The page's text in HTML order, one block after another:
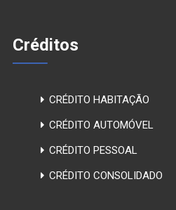
Créditos
CRÉDITO HABITAÇÃO
CRÉDITO AUTOMÓVEL
CRÉDITO PESSOAL
CRÉDITO CONSOLIDADO